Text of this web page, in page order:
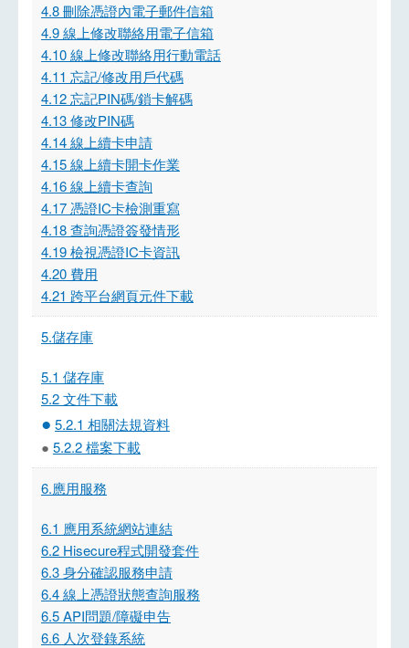
4.8 刪除憑證內電子郵件信箱
4.9 線上修改聯絡用電子信箱
4.10 線上修改聯絡用行動電話
4.11 忘記/修改用戶代碼
4.12 忘記PIN碼/鎖卡解碼
4.13 修改PIN碼
4.14 線上續卡申請
4.15 線上續卡開卡作業
4.16 線上續卡查詢
4.17 憑證IC卡檢測重寫
4.18 查詢憑證簽發情形
4.19 檢視憑證IC卡資訊
4.20 費用
4.21 跨平台網頁元件下載
5.儲存庫
5.1 儲存庫
5.2 文件下載
● 5.2.1 相關法規資料
● 5.2.2 檔案下載
6.應用服務
6.1 應用系統網站連結
6.2 Hisecure程式開發套件
6.3 身分確認服務申請
6.4 線上憑證狀態查詢服務
6.5 API問題/障礙申告
6.6 人次登錄系統